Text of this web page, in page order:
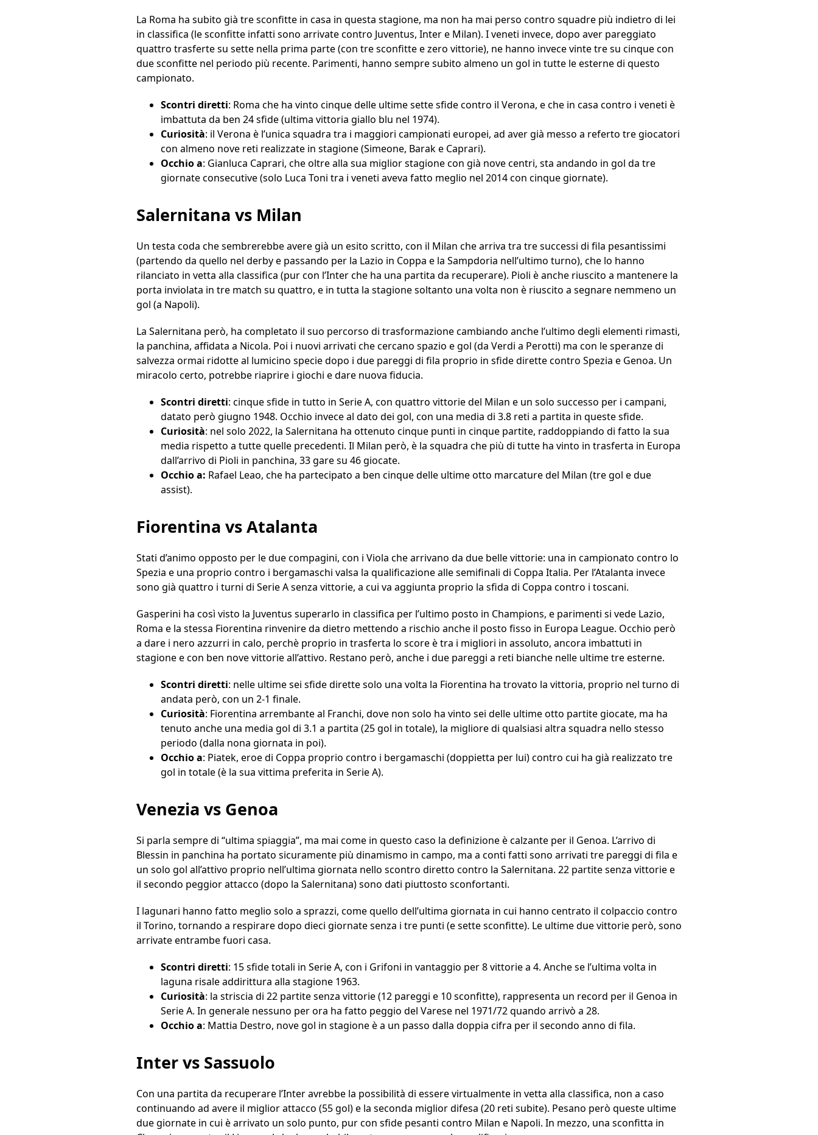
La Roma ha subito già tre sconfitte in casa in questa stagione, ma non ha mai perso contro squadre più indietro di lei
in classifica (le sconfitte infatti sono arrivate contro Juventus, Inter e Milan). I veneti invece, dopo aver pareggiato
quattro trasferte su sette nella prima parte (con tre sconfitte e zero vittorie), ne hanno invece vinte tre su cinque con
due sconfitte nel periodo più recente. Parimenti, hanno sempre subito almeno un gol in tutte le esterne di questo
campionato.
Scontri diretti: Roma che ha vinto cinque delle ultime sette sfide contro il Verona, e che in casa contro i veneti è
imbattuta da ben 24 sfide (ultima vittoria giallo blu nel 1974).
Curiosità: il Verona è l’unica squadra tra i maggiori campionati europei, ad aver già messo a referto tre giocatori
con almeno nove reti realizzate in stagione (Simeone, Barak e Caprari).
Occhio a: Gianluca Caprari, che oltre alla sua miglior stagione con già nove centri, sta andando in gol da tre
giornate consecutive (solo Luca Toni tra i veneti aveva fatto meglio nel 2014 con cinque giornate).
Salernitana vs Milan
Un testa coda che sembrerebbe avere già un esito scritto, con il Milan che arriva tra tre successi di fila pesantissimi
(partendo da quello nel derby e passando per la Lazio in Coppa e la Sampdoria nell’ultimo turno), che lo hanno
rilanciato in vetta alla classifica (pur con l’Inter che ha una partita da recuperare). Pioli è anche riuscito a mantenere la
porta inviolata in tre match su quattro, e in tutta la stagione soltanto una volta non è riuscito a segnare nemmeno un
gol (a Napoli).
La Salernitana però, ha completato il suo percorso di trasformazione cambiando anche l’ultimo degli elementi rimasti,
la panchina, affidata a Nicola. Poi i nuovi arrivati che cercano spazio e gol (da Verdi a Perotti) ma con le speranze di
salvezza ormai ridotte al lumicino specie dopo i due pareggi di fila proprio in sfide dirette contro Spezia e Genoa. Un
miracolo certo, potrebbe riaprire i giochi e dare nuova fiducia.
Scontri diretti: cinque sfide in tutto in Serie A, con quattro vittorie del Milan e un solo successo per i campani,
datato però giugno 1948. Occhio invece al dato dei gol, con una media di 3.8 reti a partita in queste sfide.
Curiosità: nel solo 2022, la Salernitana ha ottenuto cinque punti in cinque partite, raddoppiando di fatto la sua
media rispetto a tutte quelle precedenti. Il Milan però, è la squadra che più di tutte ha vinto in trasferta in Europa
dall’arrivo di Pioli in panchina, 33 gare su 46 giocate.
Occhio a: Rafael Leao, che ha partecipato a ben cinque delle ultime otto marcature del Milan (tre gol e due
assist).
Fiorentina vs Atalanta
Stati d’animo opposto per le due compagini, con i Viola che arrivano da due belle vittorie: una in campionato contro lo
Spezia e una proprio contro i bergamaschi valsa la qualificazione alle semifinali di Coppa Italia. Per l’Atalanta invece
sono già quattro i turni di Serie A senza vittorie, a cui va aggiunta proprio la sfida di Coppa contro i toscani.
Gasperini ha così visto la Juventus superarlo in classifica per l’ultimo posto in Champions, e parimenti si vede Lazio,
Roma e la stessa Fiorentina rinvenire da dietro mettendo a rischio anche il posto fisso in Europa League. Occhio però
a dare i nero azzurri in calo, perchè proprio in trasferta lo score è tra i migliori in assoluto, ancora imbattuti in
stagione e con ben nove vittorie all’attivo. Restano però, anche i due pareggi a reti bianche nelle ultime tre esterne.
Scontri diretti: nelle ultime sei sfide dirette solo una volta la Fiorentina ha trovato la vittoria, proprio nel turno di
andata però, con un 2-1 finale.
Curiosità: Fiorentina arrembante al Franchi, dove non solo ha vinto sei delle ultime otto partite giocate, ma ha
tenuto anche una media gol di 3.1 a partita (25 gol in totale), la migliore di qualsiasi altra squadra nello stesso
periodo (dalla nona giornata in poi).
Occhio a: Piatek, eroe di Coppa proprio contro i bergamaschi (doppietta per lui) contro cui ha già realizzato tre
gol in totale (è la sua vittima preferita in Serie A).
Venezia vs Genoa
Si parla sempre di “ultima spiaggia”, ma mai come in questo caso la definizione è calzante per il Genoa. L’arrivo di
Blessin in panchina ha portato sicuramente più dinamismo in campo, ma a conti fatti sono arrivati tre pareggi di fila e
un solo gol all’attivo proprio nell’ultima giornata nello scontro diretto contro la Salernitana. 22 partite senza vittorie e
il secondo peggior attacco (dopo la Salernitana) sono dati piuttosto sconfortanti.
I lagunari hanno fatto meglio solo a sprazzi, come quello dell’ultima giornata in cui hanno centrato il colpaccio contro
il Torino, tornando a respirare dopo dieci giornate senza i tre punti (e sette sconfitte). Le ultime due vittorie però, sono
arrivate entrambe fuori casa.
Scontri diretti: 15 sfide totali in Serie A, con i Grifoni in vantaggio per 8 vittorie a 4. Anche se l’ultima volta in
laguna risale addirittura alla stagione 1963.
Curiosità: la striscia di 22 partite senza vittorie (12 pareggi e 10 sconfitte), rappresenta un record per il Genoa in
Serie A. In generale nessuno per ora ha fatto peggio del Varese nel 1971/72 quando arrivò a 28.
Occhio a: Mattia Destro, nove gol in stagione è a un passo dalla doppia cifra per il secondo anno di fila.
Inter vs Sassuolo
Con una partita da recuperare l’Inter avrebbe la possibilità di essere virtualmente in vetta alla classifica, non a caso
continuando ad avere il miglior attacco (55 gol) e la seconda miglior difesa (20 reti subite). Pesano però queste ultime
due giornate in cui è arrivato un solo punto, pur con sfide pesanti contro Milan e Napoli. In mezzo, una sconfitta in